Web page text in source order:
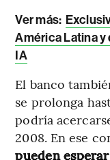
Ver más:
América Latina y
IA
El banco
se prolonga
podría
2008. En ese
pueden